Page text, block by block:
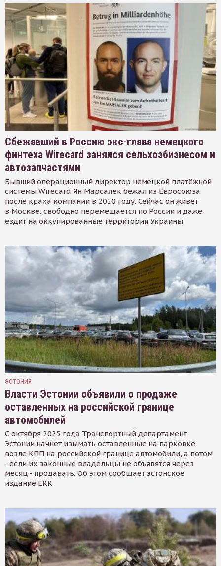
Сбежавший в Россию экс-глава немецкого
финтеха Wirecard занялся сельхозбизнесом и
автозапчастями
Бывший операционный директор немецкой платёжной
системы Wirecard Ян Марсалек бежал из Евросоюза
после краха компании в 2020 году. Сейчас он живёт
в Москве, свободно перемещается по России и даже
ездит на оккупированные территории Украины
ЭСТОНИЯ
Власти Эстонии объявили о продаже
оставленных на российской границе
автомобилей
С октября 2025 года Транспортный департамент
Эстонии начнет изымать оставленные на парковке
возле КПП на российской границе автомобили, а потом
- если их законные владельцы не объявятся через
месяц - продавать. Об этом сообщает эстонское
издание ERR